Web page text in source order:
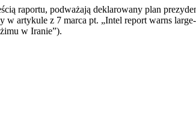
raportu, podważają deklarowany plan
artykule z 7 marca pt. „Intel report warns
w Iranie”).